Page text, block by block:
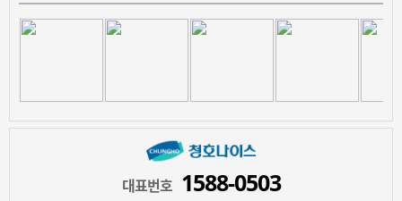
대표번호 1588-0503